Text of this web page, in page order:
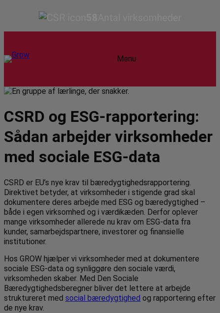
Menu
CSRD og ESG-rapportering:
Sådan arbejder virksomheder
med sociale ESG-data
CSRD er EU’s nye krav til bæredygtighedsrapportering.
Direktivet betyder, at virksomheder i stigende grad skal
dokumentere deres arbejde med ESG og bæredygtighed –
både i egen virksomhed og i værdikæden. Derfor oplever
mange virksomheder allerede nu krav om ESG-data fra
kunder, samarbejdspartnere, investorer og finansielle
institutioner.
Hos GROW hjælper vi virksomheder med at dokumentere
sociale ESG-data og synliggøre den sociale værdi,
virksomheden skaber. Med Den Sociale
Bæredygtighedsberegner bliver det lettere at arbejde
struktureret med social bæredygtighed og rapportering efter
de nye krav.